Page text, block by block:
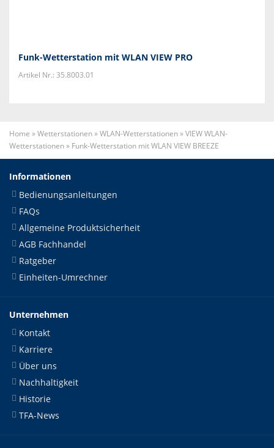
Funk-Wetterstation mit WLAN VIEW PRO
Artikel Nr.: 35.8003.01
Home »Wetterstationen»WLAN-Wetterstationen»VIEW WLAN-
Wetterstationen» Funk-Wetterstation mit WLAN VIEW BREEZE
Informationen
Bedienungsanleitungen
FAQs
Allgemeine Produktsicherheit
AGB Fachhandel
Ratgeber
Einheiten-Umrechner
Unternehmen
Kontakt
Karriere
Über uns
Nachhaltigkeit
Historie
TFA-News